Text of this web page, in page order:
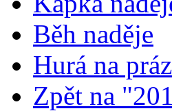
Běh naděje
Hurá na
Zpět na